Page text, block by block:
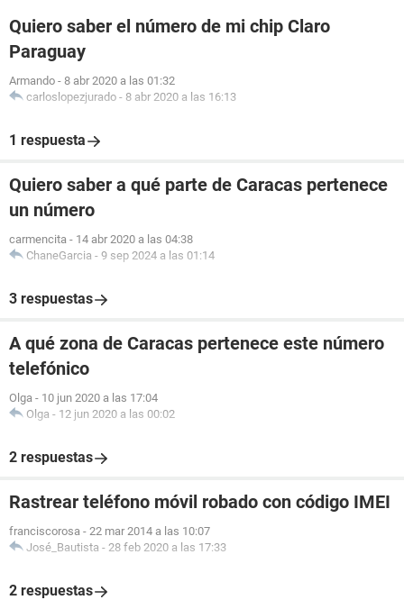
Quiero saber el número de mi chip Claro
Paraguay
Armando - 8 abr 2020 a las 01:32
carloslopezjurado - 8 abr 2020 a las 16:13
1 respuesta
Quiero saber a qué parte de Caracas pertenece
un número
carmencita - 14 abr 2020 a las 04:38
ChaneGarcia - 9 sep 2024 a las 01:14
3 respuestas
A qué zona de Caracas pertenece este número
telefónico
Olga - 10 jun 2020 a las 17:04
Olga - 12 jun 2020 a las 00:02
2 respuestas
Rastrear teléfono móvil robado con código IMEI
franciscorosa - 22 mar 2014 a las 10:07
José_Bautista - 28 feb 2020 a las 17:33
2 respuestas